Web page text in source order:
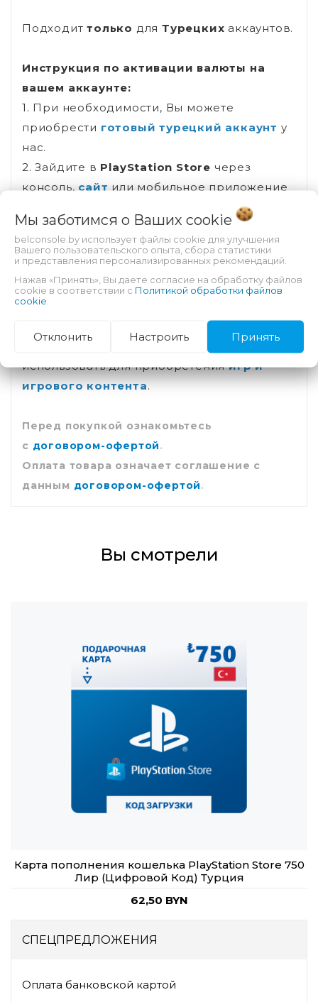
Подходиттолько дляТурецких аккаунтов.
Инструкция по активации валюты на
вашем аккаунте:
1. При необходимости, Вы можете
приобрести готовый турецкий аккаунт у
нас.
2. Зайдите в PlayStation Store через
консоль, сайт или мобильное приложение
, введя
данные своей учетной записи.
3. Введите код активации в
разделе«Погашение кодов» (Redeem
Codes).
4. Введите 12-значный код и выберите
"Продолжить" (Continue)
5. Внутренний баланс вы можете
использовать для приобретенияигр и
игрового контента.
Перед покупкой ознакомьтесь
с договором-офертой.
Оплата товара означает соглашение с
данным договором-офертой.
Вы смотрели
Карта пополнения кошелька PlayStation Store 750
Лир (Цифровой Код) Турция
62,50 BYN
СПЕЦПРЕДЛОЖЕНИЯ
Оплата банковской картой
Мы заботимся о Ваших cookie
belconsole.by использует файлы cookie для улучшения
Вашего пользовательского опыта, сбора статистики
и представления персонализированных рекомендаций.
Нажав «Принять», Вы даете согласие на обработку файлов
cookie в соответствии с Политикой обработки файлов
cookie
Отклонить Настроить Принять